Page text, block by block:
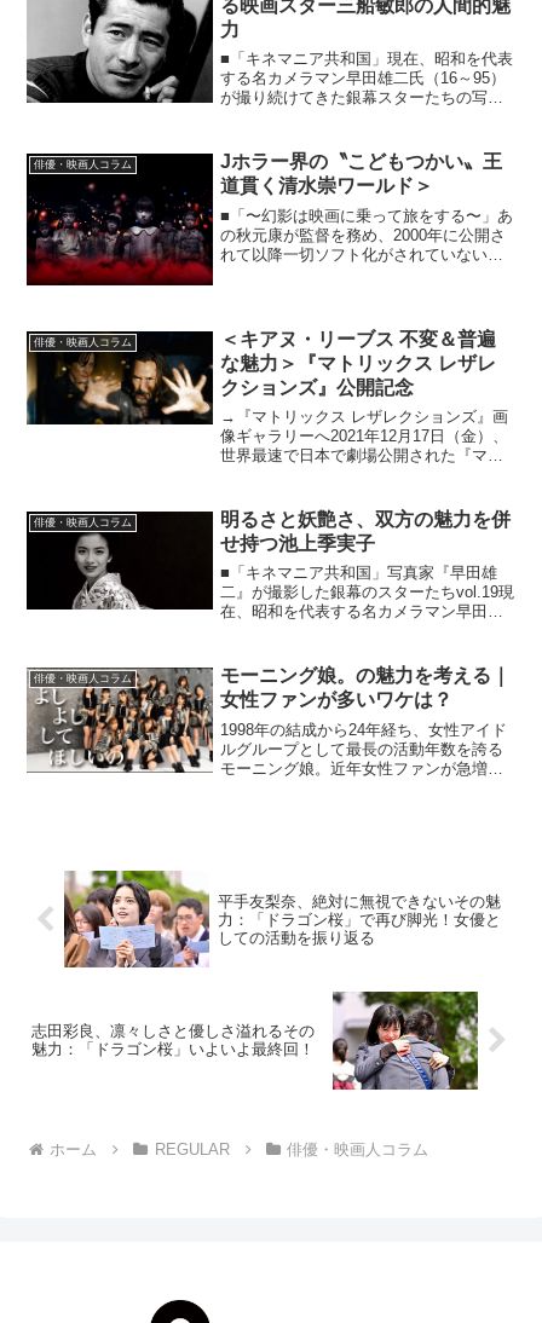
る映画スター三船敏郎の人間的魅
力
■「キネマニア共和国」現在、昭和を代表
する名カメラマン早田雄二氏（16～95）
が撮り続けてきた銀幕スターたちの写真
日々、国内外のスターなどを撮影し、特
に女優陣から絶大な信...
俳優・映画人コラム
Jホラー界の〝こどもつかい〟王
道貫く清水崇ワールド＞
■「〜幻影は映画に乗って旅をする〜」あ
の秋元康が監督を務め、2000年に公開さ
れて以降一切ソフト化がされていない幻
(C)2017「こ...
俳優・映画人コラム
＜キアヌ・リーブス 不変＆普遍
な魅力＞『マトリックス レザレ
クションズ』公開記念
→『マトリックス レザレクションズ』画
像ギャラリーへ2021年12月17日（金）、
世界最速で日本で劇場公開された『マト
ローデッド』、前作『マトリックス レボ
リュ...
俳優・映画人コラム
明るさと妖艶さ、双方の魅力を併
せ持つ池上季実子
■「キネマニア共和国」写真家『早田雄
二』が撮影した銀幕のスターたちvol.19現
在、昭和を代表する名カメラマン早田雄
『特集 写真家・早田雄二』として掲載
されています。...
俳優・映画人コラム
モーニング娘。の魅力を考える｜
女性ファンが多いワケは？
1998年の結成から24年経ち、女性アイド
ルグループとして最長の活動年数を誇る
モーニング娘。近年女性ファンが急増し
平手友梨奈、絶対に無視できないその魅
力：「ドラゴン桜」で再び脚光！女優と
しての活動を振り返る
志田彩良、凛々しさと優しさ溢れるその
魅力：「ドラゴン桜」いよいよ最終回！
ホーム REGULAR 俳優・映画人コラム